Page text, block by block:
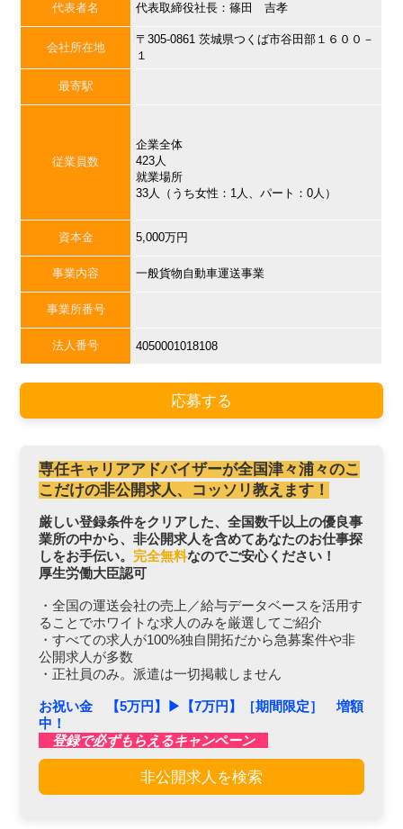
代表者名 代表取締役社長：篠田 吉孝
会社所在地
〒305-0861 茨城県つくば市谷田部１６００－
１
最寄駅
従業員数
企業全体
423人
就業場所
33人（うち女性：1人、パート：0人）
資本金 5,000万円
事業内容 一般貨物自動車運送事業
事業所番号
法人番号 4050001018108
応募する
専任キャリアアドバイザーが全国津々浦々のこ
こだけの非公開求人、コッソリ教えます！
厳しい登録条件をクリアした、全国数千以上の優良事
業所の中から、非公開求人を含めてあなたのお仕事探
しをお手伝い。 完全無料なのでご安心ください！
厚生労働大臣認可
・全国の運送会社の売上／給与データベースを活用す
ることでホワイトな求人のみを厳選してご紹介
・すべての求人が100%独自開拓だから急募案件や非
公開求人が多数
・正社員のみ。派遣は一切掲載しません
お祝い金 【5万円】▶︎【7万円】［期間限定］ 増額
中！
登録で必ずもらえるキャンペーン
非公開求人を検索